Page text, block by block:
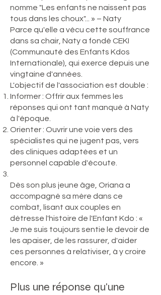
nomme "Les enfants ne naissent pas
tous dans les choux"... » – Naty
Parce qu'elle a vécu cette souffrance
dans sa chair, Naty a fondé CEKI
(Communauté des Enfants Kdos
Internationale), qui exerce depuis une
vingtaine d'années.
L'objectif de l'association est double :
Informer : Offrir aux femmes les
réponses qui ont tant manqué à Naty
à l'époque.
Orienter : Ouvrir une voie vers des
spécialistes qui ne jugent pas, vers
des cliniques adaptées et un
personnel capable d'écoute.
Dès son plus jeune âge, Oriana a
accompagné sa mère dans ce
combat, lisant aux couples en
détresse l'histoire de l'Enfant Kdo : «
Je me suis toujours sentie le devoir de
les apaiser, de les rassurer, d'aider
ces personnes à relativiser, à y croire
encore. »
Plus une réponse qu'une